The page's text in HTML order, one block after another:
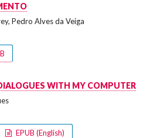
Pedro Alves da Veiga
WITH MY COMPUTER
EPUB (English)